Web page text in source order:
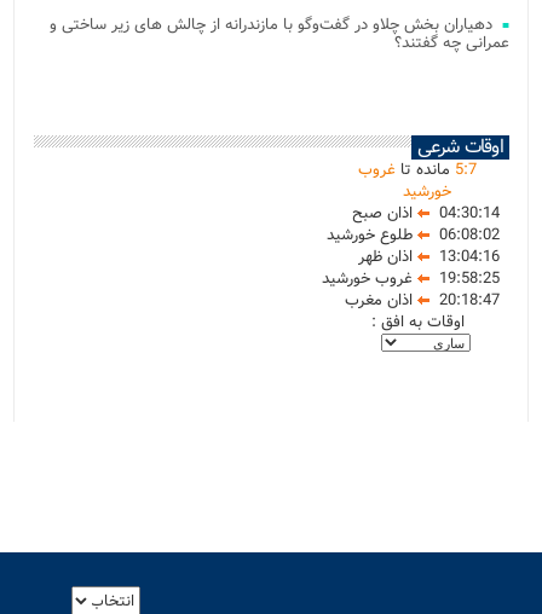
دهیاران بخش چلاو در گفت‌وگو با مازندرانه از چالش های زیر ساختی و
عمرانی چه گفتند؟
اوقات شرعی
5:7 مانده تا غروب
خورشید
04:30:14
اذان صبح
06:08:02
طلوع خورشید
13:04:16
اذان ظهر
19:58:25
غروب خورشید
20:18:47
اذان مغرب
اوقات به افق :